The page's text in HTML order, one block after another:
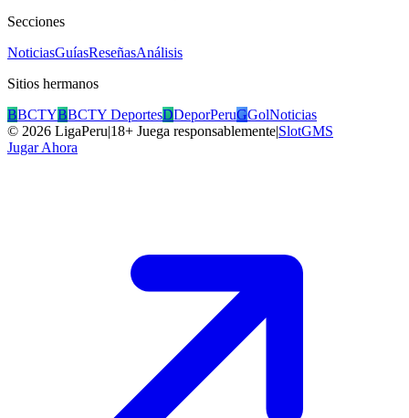
Secciones
NoticiasGuíasReseñasAnálisis
Sitios hermanos
BBCTYBBCTY DeportesDDeporPeruGGolNoticias
© 2026 LigaPeru|18+ Juega responsablemente|SlotGMS
Jugar Ahora